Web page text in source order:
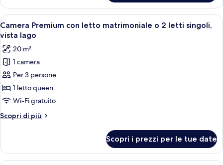
2
letti
singoli
Superior
con
letto
matrimoniale
2
letti
singoli
Apri
tutte
le
foto
per
Camera
Premium
con
letto
matrimoniale
2
letti
Camera d'albergo moderna con un
4
Camera Premium con letto matrimoniale o 2 letti singoli,
vista lago
20 m²
1 camera
Per 3 persone
1 letto queen
Wi-Fi gratuito
Scopri di più
Altri
Premium
con
Scopri i prezzi per le tue date